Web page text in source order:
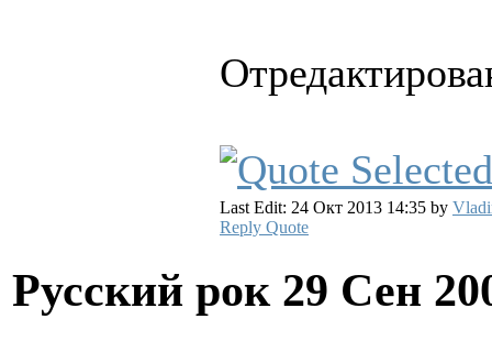
Last Edit: 24 Окт 2013 14:35 by
Reply Quote
Русский рок 29 Сен